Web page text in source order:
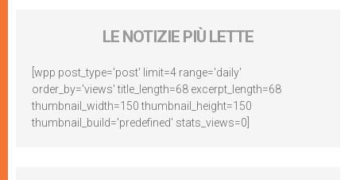
LE NOTIZIE PIÙ LETTE
[wpp post_type='post' limit=4 range='daily'
order_by='views' title_length=68 excerpt_length=68
thumbnail_width=150 thumbnail_height=150
thumbnail_build='predefined' stats_views=0]